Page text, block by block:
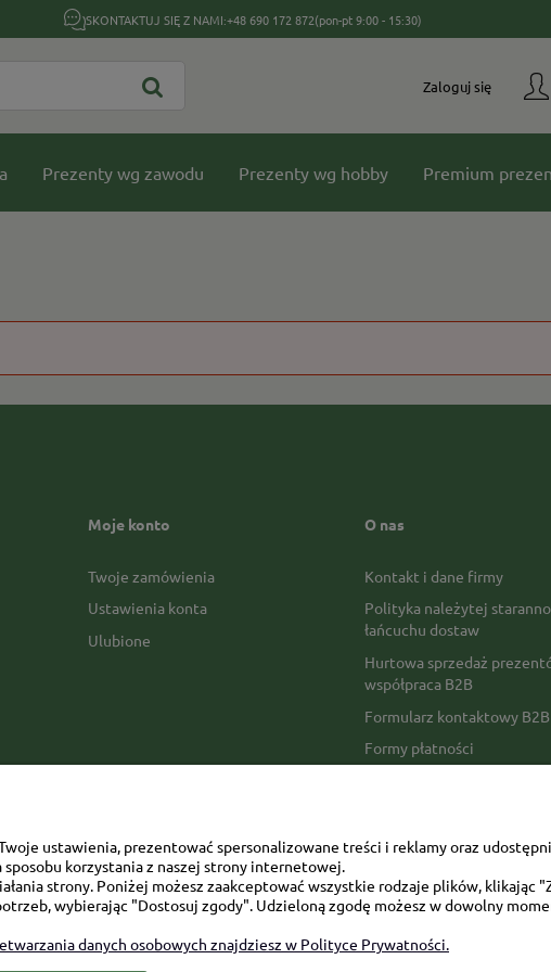
SKONTAKTUJ SIĘ Z NAMI:+48 690 172 872(pon-pt 9:00 - 15:30)
Zaloguj się
Prezenty wg zawodu Prezenty wg hobby Premium
Moje konto
Twoje zamówienia
Ustawienia konta
Ulubione
O nas
Kontakt i dane firmy
Polityka należytej
łańcuchu dostaw
Hurtowa sprzedaż
współpraca B2B
Formularz kontaktowy B2B
Formy płatności
Opinie Trustmate
Mapa kategorii
ustawienia, prezentować spersonalizowane treści i reklamy oraz
korzystania z naszej strony internetowej.
strony. Poniżej możesz zaakceptować wszystkie rodzaje plików, klikając
wybierając "Dostosuj zgody". Udzieloną zgodę możesz w dowolny
danych osobowych znajdziesz w Polityce Prywatności.